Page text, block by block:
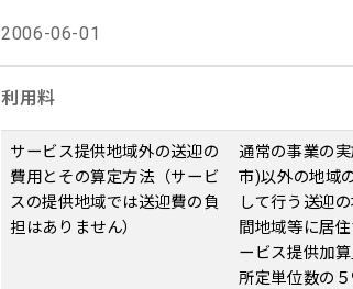
2006-06-01
利用料
サービス提供地域外の送迎の
費用とその算定方法（サービ
スの提供地域では送迎費の負
担はありません）
通常の事業の
市)以外の地域
して行う送迎
間地域等に居
ービス提供加算
所定単位数の５